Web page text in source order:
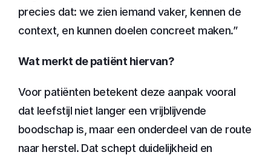
precies dat: we zien iemand vaker, kennen de
context, en kunnen doelen concreet maken.”
Wat merkt de patiënt hiervan?
Voor patiënten betekent deze aanpak vooral
dat leefstijl niet langer een vrijblijvende
boodschap is, maar een onderdeel van de route
naar herstel. Dat schept duidelijkheid en